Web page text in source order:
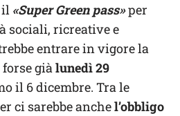
il «Super Green pass»per
sociali, ricreative e
entrare in vigore la
giàlunedì 29
il 6 dicembre. Tra le
ci sarebbe anchel’obbligo